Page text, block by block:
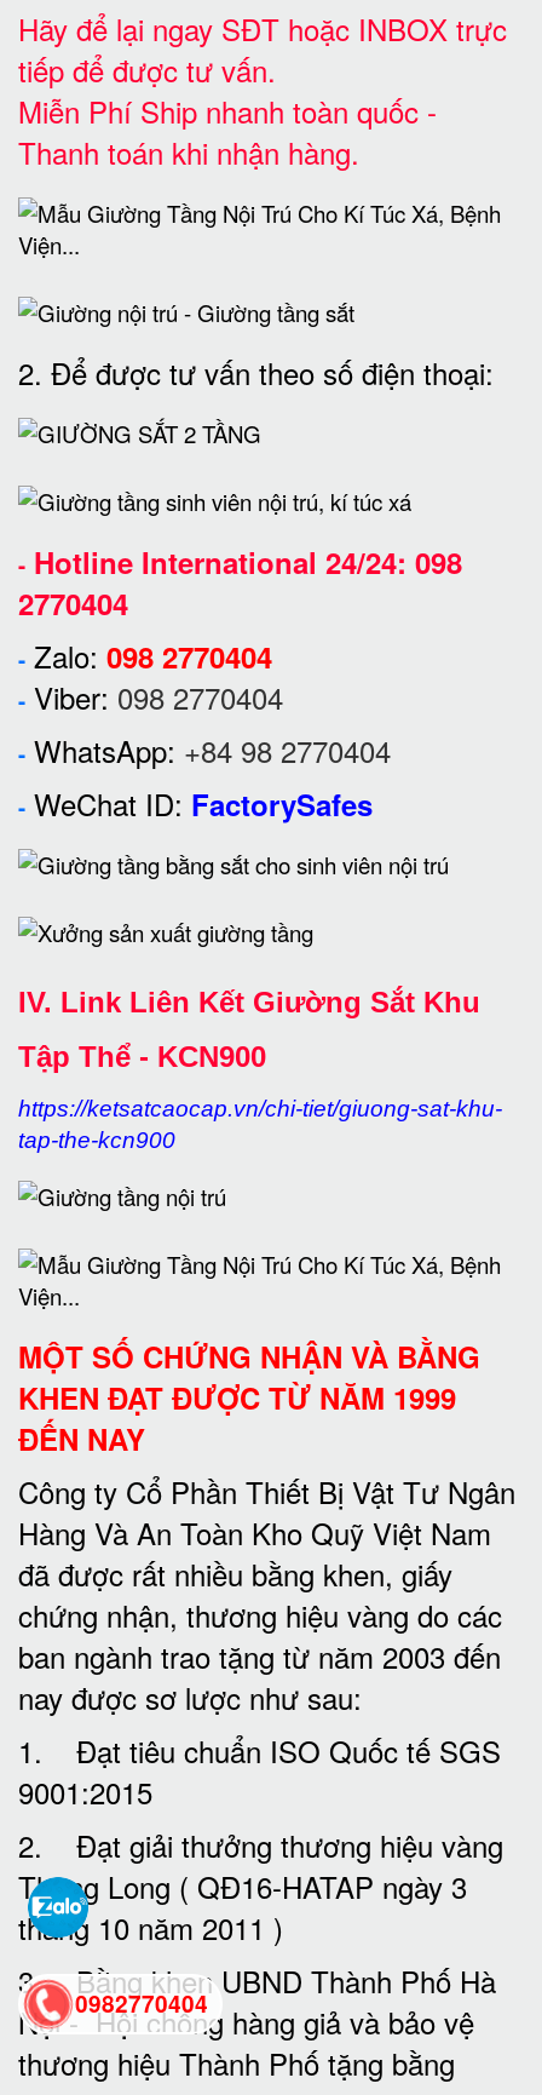
Hãy để lại ngay SĐT hoặc INBOX trực
tiếp để được tư vấn.
Miễn Phí Ship nhanh toàn quốc -
Thanh toán khi nhận hàng.
2. Để được tư vấn theo số điện thoại:
- Hotline International 24/24: 098
2770404
- Zalo: 098 2770404
- Viber: 098 2770404
- WhatsApp: +84 98 2770404
- WeChat ID: FactorySafes
IV. Link Liên Kết Giường Sắt Khu
Tập Thể - KCN900
https://ketsatcaocap.vn/chi-tiet/giuong-sat-khu-
tap-the-kcn900
MỘT SỐ CHỨNG NHẬN VÀ BẰNG
KHEN ĐẠT ĐƯỢC TỪ NĂM 1999
ĐẾN NAY
Công ty Cổ Phần Thiết Bị Vật Tư Ngân
Hàng Và An Toàn Kho Quỹ Việt Nam
đã được rất nhiều bằng khen, giấy
chứng nhận, thương hiệu vàng do các
ban ngành trao tặng từ năm 2003 đến
nay được sơ lược như sau:
1. Đạt tiêu chuẩn ISO Quốc tế SGS
9001:2015
2. Đạt giải thưởng thương hiệu vàng
Thăng Long ( QĐ16-HATAP ngày 3
tháng 10 năm 2011 )
3. Bằng khen UBND Thành Phố Hà
Nội - Hội chống hàng giả và bảo vệ
thương hiệu Thành Phố tặng bằng
0982770404